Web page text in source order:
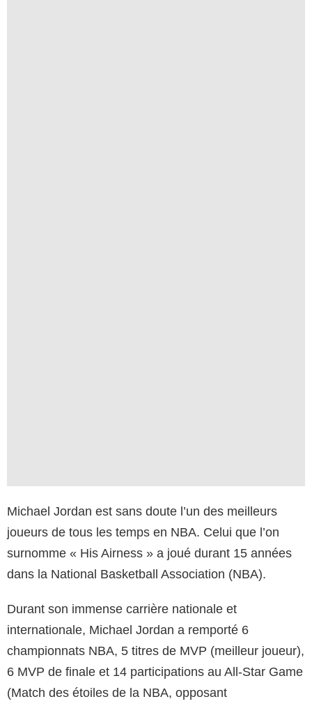
Michael Jordan est sans doute l’un des meilleurs
joueurs de tous les temps en NBA. Celui que l’on
surnomme « His Airness » a joué durant 15 années
dans la National Basketball Association (NBA).
Durant son immense carrière nationale et
internationale, Michael Jordan a remporté 6
championnats NBA, 5 titres de MVP (meilleur joueur),
6 MVP de finale et 14 participations au All-Star Game
(Match des étoiles de la NBA, opposant